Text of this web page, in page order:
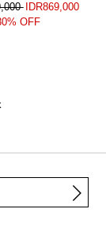
IDR869,000
OFF